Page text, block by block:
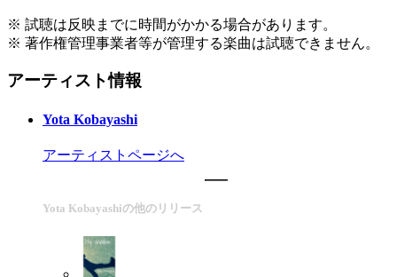
※ 試聴は反映までに時間がかかる場合があります。
※ 著作権管理事業者等が管理する楽曲は試聴できません。
アーティスト情報
Yota Kobayashi
アーティストページへ
Yota Kobayashiの他のリリース